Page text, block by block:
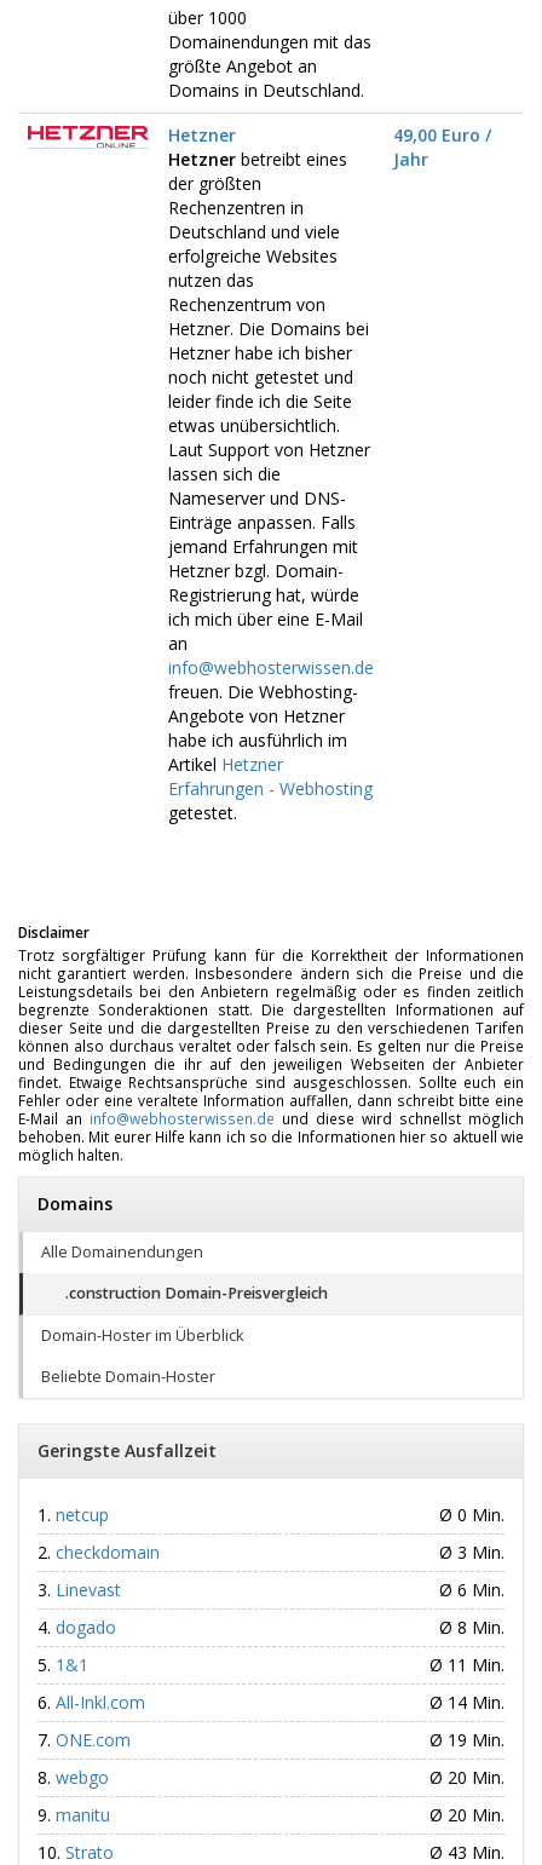
über 1000
Domainendungen mit das
größte Angebot an
Domains in Deutschland.
Hetzner
Hetzner betreibt eines
der größten
Rechenzentren in
Deutschland und viele
erfolgreiche Websites
nutzen das
Rechenzentrum von
Hetzner. Die Domains bei
Hetzner habe ich bisher
noch nicht getestet und
leider finde ich die Seite
etwas unübersichtlich.
Laut Support von Hetzner
lassen sich die
Nameserver und DNS-
Einträge anpassen. Falls
jemand Erfahrungen mit
Hetzner bzgl. Domain-
Registrierung hat, würde
ich mich über eine E-Mail
an
info@webhosterwissen.de
freuen. Die Webhosting-
Angebote von Hetzner
habe ich ausführlich im
Artikel Hetzner
Erfahrungen - Webhosting
getestet.
49,00 Euro /
Jahr
Disclaimer
Trotz sorgfältiger Prüfung kann für die Korrektheit der Informationen
nicht garantiert werden. Insbesondere ändern sich die Preise und die
Leistungsdetails bei den Anbietern regelmäßig oder es finden zeitlich
begrenzte Sonderaktionen statt. Die dargestellten Informationen auf
dieser Seite und die dargestellten Preise zu den verschiedenen Tarifen
können also durchaus veraltet oder falsch sein. Es gelten nur die Preise
und Bedingungen die ihr auf den jeweiligen Webseiten der Anbieter
findet. Etwaige Rechtsansprüche sind ausgeschlossen. Sollte euch ein
Fehler oder eine veraltete Information auffallen, dann schreibt bitte eine
E-Mail an info@webhosterwissen.de und diese wird schnellst möglich
behoben. Mit eurer Hilfe kann ich so die Informationen hier so aktuell wie
möglich halten.
Domains
Alle Domainendungen
.construction Domain-Preisvergleich
Domain-Hoster im Überblick
Beliebte Domain-Hoster
Geringste Ausfallzeit
netcup
Ø 0 Min.
checkdomain
Ø 3 Min.
Linevast
Ø 6 Min.
dogado
Ø 8 Min.
1&1
Ø 11 Min.
All-Inkl.com
Ø 14 Min.
ONE.com
Ø 19 Min.
webgo
Ø 20 Min.
manitu
Ø 20 Min.
Strato
Ø 43 Min.